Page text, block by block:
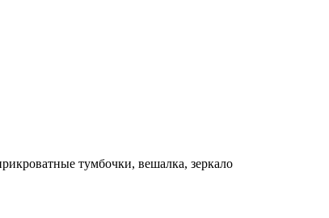
тумбочки, вешалка, зеркало